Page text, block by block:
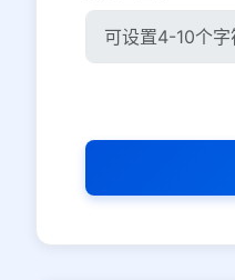
社交平台
选择防红平台类型